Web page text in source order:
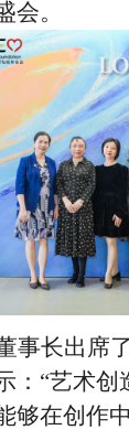
会。
事长出席
： “艺术创
够在创作